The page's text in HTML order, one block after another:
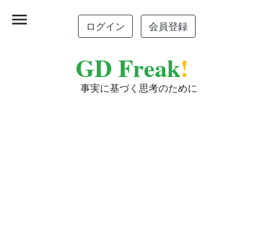
ログイン 会員登録
GD Freak!
事実に基づく思考のために
menu